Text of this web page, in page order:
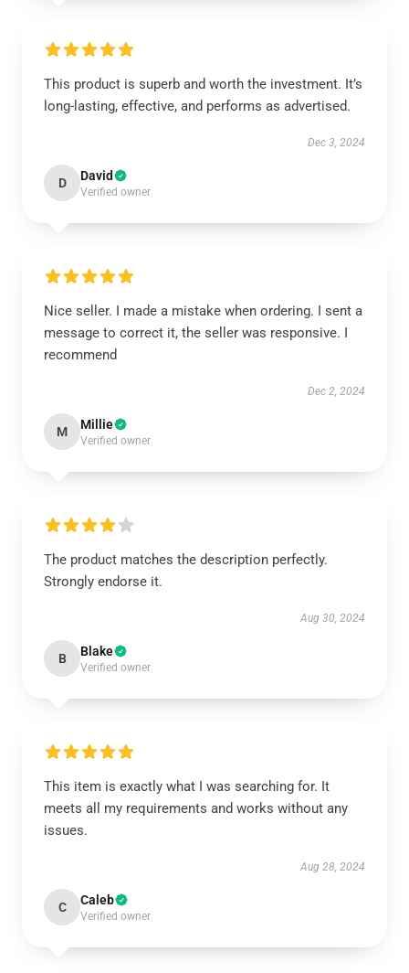
This product is superb and worth the investment. It’s
long-lasting, effective, and performs as advertised.
Dec 3, 2024
D David
Verified owner
Nice seller. I made a mistake when ordering. I sent a
message to correct it, the seller was responsive. I
recommend
Dec 2, 2024
M Millie
Verified owner
The product matches the description perfectly.
Strongly endorse it.
Aug 30, 2024
B Blake
Verified owner
This item is exactly what I was searching for. It
meets all my requirements and works without any
issues.
Aug 28, 2024
C Caleb
Verified owner